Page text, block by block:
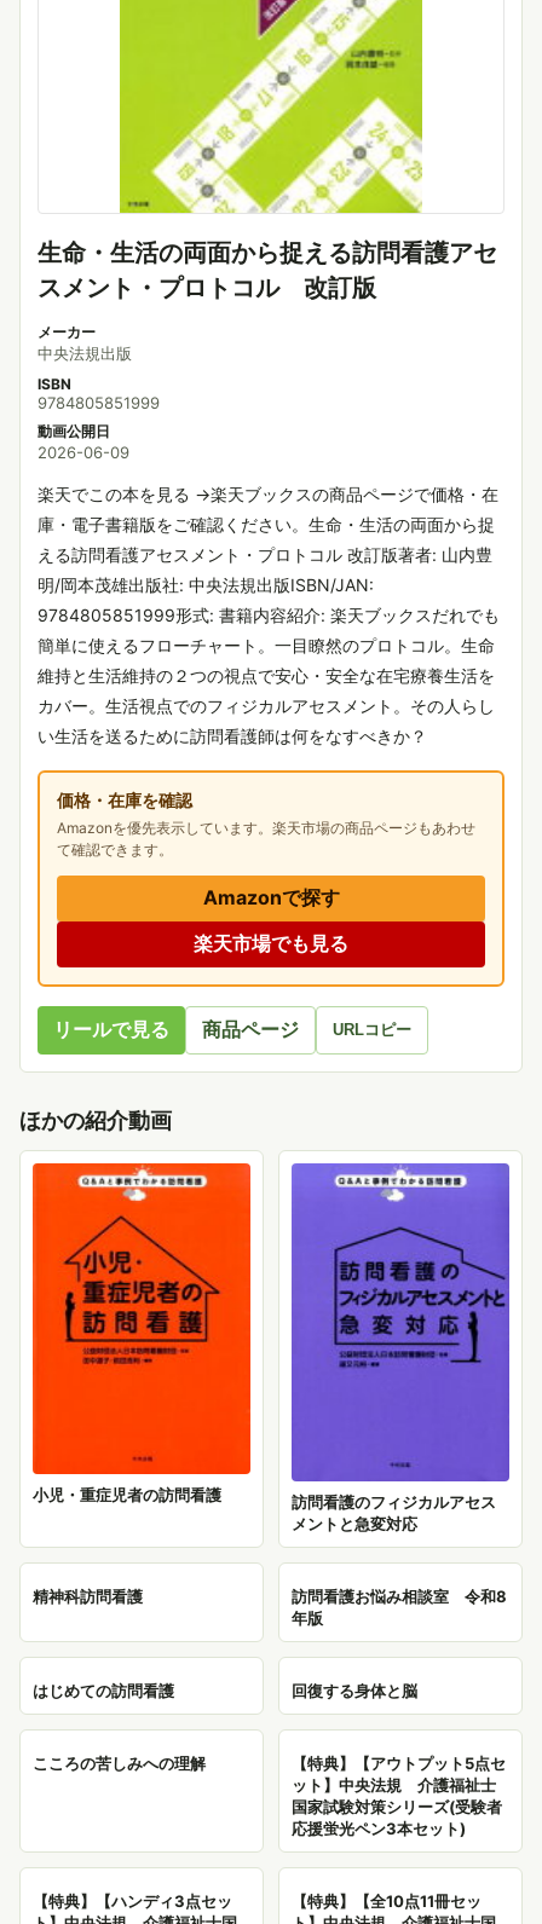
生命・生活の両面から捉える訪問看護アセ
スメント・プロトコル 改訂版
メーカー
中央法規出版
ISBN
9784805851999
動画公開日
2026-06-09
楽天でこの本を見る →楽天ブックスの商品ページで価格・在
庫・電子書籍版をご確認ください。生命・生活の両面から捉
える訪問看護アセスメント・プロトコル 改訂版著者: 山内豊
明/岡本茂雄出版社: 中央法規出版ISBN/JAN:
9784805851999形式: 書籍内容紹介: 楽天ブックスだれでも
簡単に使えるフローチャート。一目瞭然のプロトコル。生命
維持と生活維持の２つの視点で安心・安全な在宅療養生活を
カバー。生活視点でのフィジカルアセスメント。その人らし
い生活を送るために訪問看護師は何をなすべきか？
価格・在庫を確認
Amazonを優先表示しています。楽天市場の商品ページもあわせ
て確認できます。
Amazonで探す
楽天市場でも見る
リールで見る 商品ページ URLコピー
ほかの紹介動画
小児・重症児者の訪問看護
訪問看護のフィジカルアセス
メントと急変対応
精神科訪問看護
訪問看護お悩み相談室 令和8
年版
はじめての訪問看護 回復する身体と脳
こころの苦しみへの理解
【特典】【アウトプット5点セ
ット】中央法規 介護福祉士
国家試験対策シリーズ(受験者
応援蛍光ペン3本セット)
【特典】【ハンディ3点セッ
【特典】【全10点11冊セッ